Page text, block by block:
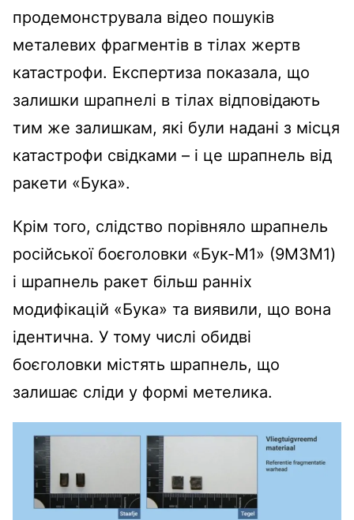
продемонструвала відео пошуків
металевих фрагментів в тілах жертв
катастрофи. Експертиза показала, що
залишки шрапнелі в тілах відповідають
тим же залишкам, які були надані з місця
катастрофи свідками – і це шрапнель від
ракети «Бука».
Крім того, слідство порівняло шрапнель
російської боєголовки «Бук-М1» (9M3M1)
і шрапнель ракет більш ранніх
модифікацій «Бука» та виявили, що вона
ідентична. У тому числі обидві
боєголовки містять шрапнель, що
залишає сліди у формі метелика.